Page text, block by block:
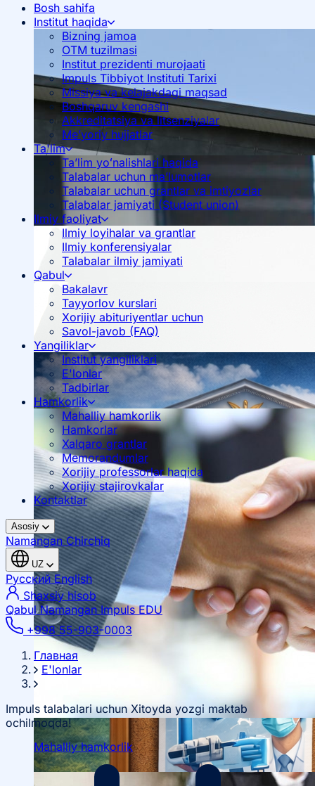
Bosh sahifa
Institut haqida
Bizning jamoa
OTM tuzilmasi
Institut prezidenti murojaati
Impuls Tibbiyot Instituti Tarixi
Missiya va kelajakdagi maqsad
Boshqaruv kengashi
Akkreditatsiya va litsenziyalar
Me’yoriy hujjatlar
Ta'lim
Ta’lim yoʻnalishlari haqida
Talabalar uchun ma’lumotlar
Talabalar uchun grantlar va imtiyozlar
Talabalar jamiyati (Student union)
Ilmiy faoliyat
Ilmiy loyihalar va grantlar
Ilmiy konferensiyalar
Talabalar ilmiy jamiyati
Qabul
Bakalavr
Tayyorlov kurslari
Xorijiy abituriyentlar uchun
Savol-javob (FAQ)
Yangiliklar
Institut yangiliklari
E'lonlar
Tadbirlar
Hamkorlik
Mahalliy hamkorlik
Mahalliy hamkorlik
Hamkorlar
Xalqaro grantlar
Memorandumlar
Xorijiy professorlar haqida
Xorijiy stajirovkalar
Kontaktlar
Asosiy
NamanganChirchiq
UZ
РусскийEnglish
Shaxsiy hisob
Qabul Namangan Impuls EDU
+998 55-903-0003
Главная
E'lonlar
Impuls talabalari uchun Xitoyda yozgi maktab
ochilmoqda!